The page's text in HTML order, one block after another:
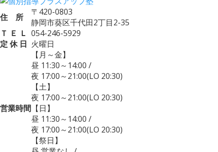
住 所
〒420-0803
静岡市葵区千代田2丁目2-35
Ｔ Ｅ Ｌ 054-246-5929
定 休 日 火曜日
営業時間
【月～金】
昼 11:30～14:00 /
夜 17:00～21:00(LO 20:30)
【土】
夜 17:00～21:00(LO 20:30)
【日】
昼 11:30～14:00 /
夜 17:00～21:00(LO 20:30)
【祭日】